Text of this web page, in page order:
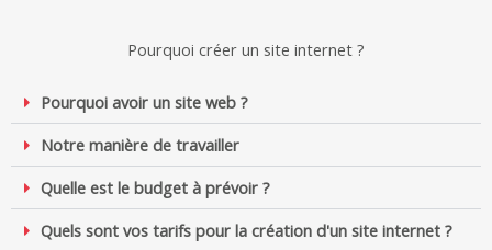
Pourquoi créer un site internet ?
Pourquoi avoir un site web ?
Notre manière de travailler
Quelle est le budget à prévoir ?
Quels sont vos tarifs pour la création d'un site internet ?